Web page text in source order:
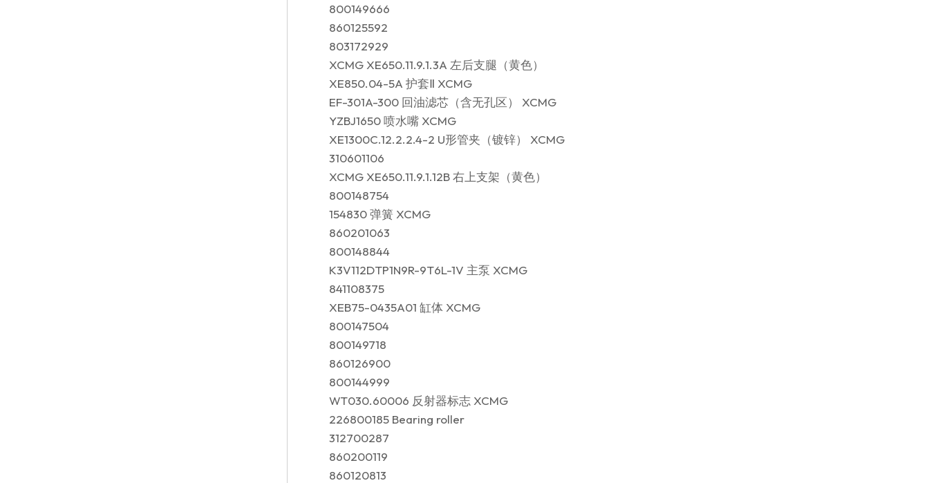
800149666
860125592
803172929
XCMG XE650.11.9.1.3A 左后支腿（黄色）
XE850.04-5A 护套Ⅱ XCMG
EF-301A-300 回油滤芯（含无孔区） XCMG
YZBJ1650 喷水嘴 XCMG
XE1300C.12.2.2.4-2 U形管夹（镀锌） XCMG
310601106
XCMG XE650.11.9.1.12B 右上支架（黄色）
800148754
154830 弹簧 XCMG
860201063
800148844
K3V112DTP1N9R-9T6L-1V 主泵 XCMG
841108375
XEB75-0435A01 缸体 XCMG
800147504
800149718
860126900
800144999
WT030.60006 反射器标志 XCMG
226800185 Bearing roller
312700287
860200119
860120813